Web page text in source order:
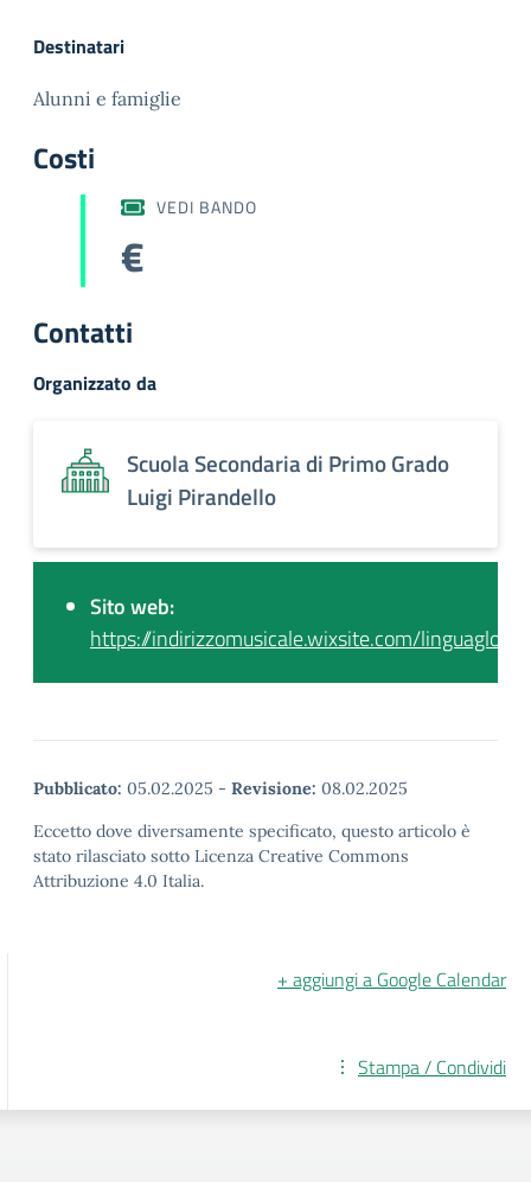
Destinatari
Alunni e famiglie
Costi
VEDI BANDO
€
Contatti
Organizzato da
Scuola Secondaria di Primo Grado
Luigi Pirandello
Sito web:
https://indirizzomusicale.wixsite.com/
Pubblicato: 05.02.2025 - Revisione: 08.02.2025
Eccetto dove diversamente specificato, questo articolo è
stato rilasciato sotto Licenza Creative Commons
Attribuzione 4.0 Italia.
+ aggiungi a Google Calendar
Stampa / Condividi